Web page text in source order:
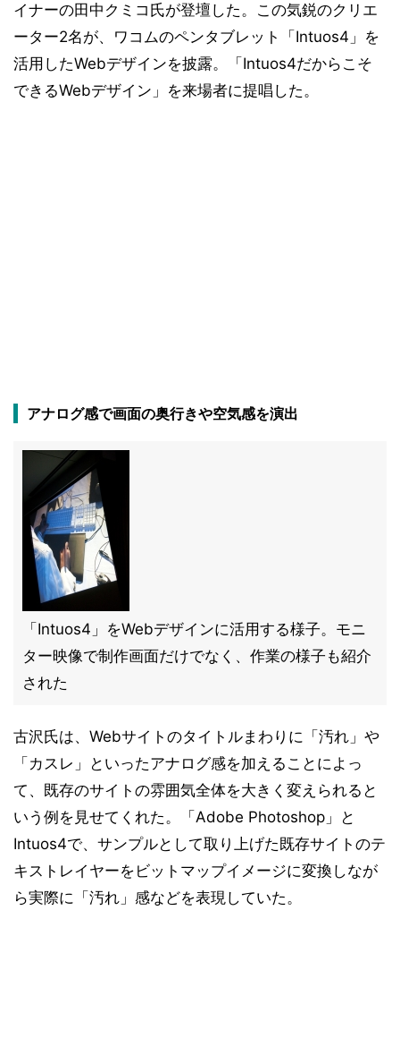
イナーの田中クミコ氏が登壇した。この気鋭のクリエ
ーター2名が、ワコムのペンタブレット「Intuos4」を
活用したWebデザインを披露。「Intuos4だからこそ
できるWebデザイン」を来場者に提唱した。
アナログ感で画面の奥行きや空気感を演出
「Intuos4」をWebデザインに活用する様子。モニ
ター映像で制作画面だけでなく、作業の様子も紹介
された
古沢氏は、Webサイトのタイトルまわりに「汚れ」や
「カスレ」といったアナログ感を加えることによっ
て、既存のサイトの雰囲気全体を大きく変えられると
いう例を見せてくれた。「Adobe Photoshop」と
Intuos4で、サンプルとして取り上げた既存サイトのテ
キストレイヤーをビットマップイメージに変換しなが
ら実際に「汚れ」感などを表現していた。